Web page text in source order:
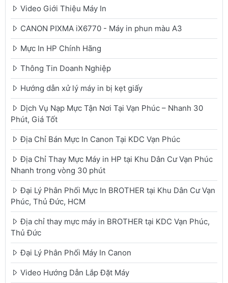
Video Giới Thiệu Máy In
CANON PIXMA iX6770 - Máy in phun màu A3
Mực In HP Chính Hãng
Thông Tin Doanh Nghiệp
Hướng dẫn xử lý máy in bị kẹt giấy
Dịch Vụ Nạp Mực Tận Nơi Tại Vạn Phúc – Nhanh 30
Phút, Giá Tốt
Địa Chỉ Bán Mực In Canon Tại KDC Vạn Phúc
Địa Chỉ Thay Mực Máy in HP tại Khu Dân Cư Vạn Phúc
Nhanh trong vòng 30 phút
Đại Lý Phân Phối Mực In BROTHER tại Khu Dân Cư Vạn
Phúc, Thủ Đức, HCM
Địa chỉ thay mực máy in BROTHER tại KDC Vạn Phúc,
Thủ Đức
Đại Lý Phân Phối Máy In Canon
Video Hướng Dẫn Lắp Đặt Máy